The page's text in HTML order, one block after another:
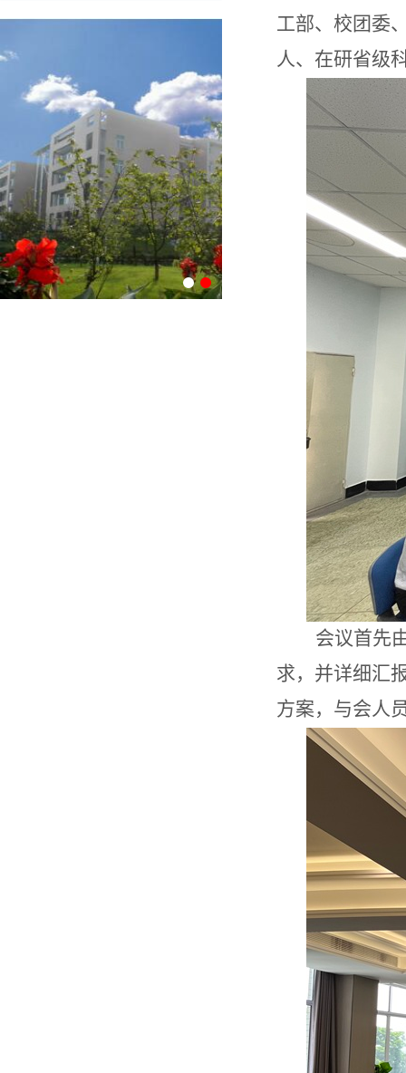
1 2
工部、校团委
人、在研省级
会议首先
求，并详细汇
方案，与会人